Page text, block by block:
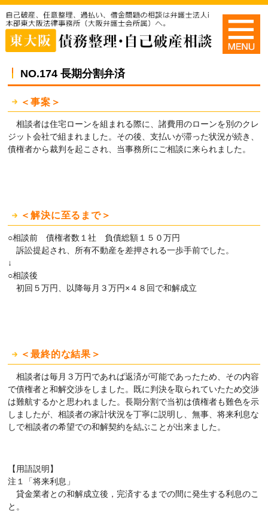
NO.174 長期分割弁済
＜事案＞
相談者は住宅ローンを組まれる際に、諸費用のローンを別のクレ
ジット会社で組まれました。その後、支払いが滞った状況が続き、
債権者から裁判を起こされ、当事務所にご相談に来られました。
＜解決に至るまで＞
○相談前 債権者数１社 負債総額１５０万円
訴訟提起され、所有不動産を差押される一歩手前でした。
↓
○相談後
初回５万円、以降毎月３万円×４８回で和解成立
＜最終的な結果＞
相談者は毎月３万円であれば返済が可能であったため、その内容
で債権者と和解交渉をしました。既に判決を取られていたため交渉
は難航するかと思われました。長期分割で当初は債権者も難色を示
しましたが、相談者の家計状況を丁寧に説明し、無事、将来利息な
しで相談者の希望での和解契約を結ぶことが出来ました。
【用語説明】
注１「将来利息」
貸金業者との和解成立後，完済するまでの間に発生する利息のこ
と。